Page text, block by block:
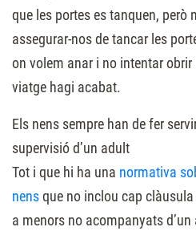
que les portes es tanquen, però
assegurar-nos de tancar les
on volem anar i no intentar obrir
viatge hagi acabat.
Els nens sempre han de fer
supervisió d’un adult
Tot i que hi ha una normativa
nensque no inclou cap clàusula
a menors no acompanyats